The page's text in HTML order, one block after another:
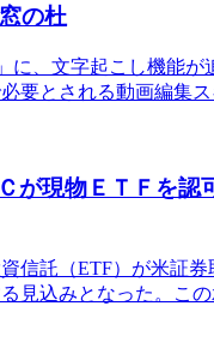
の杜
、文字起こし機能が
要とされる動画編集
が現物ＥＴＦを
信託（ETF）が米証
見込みとなった。こ